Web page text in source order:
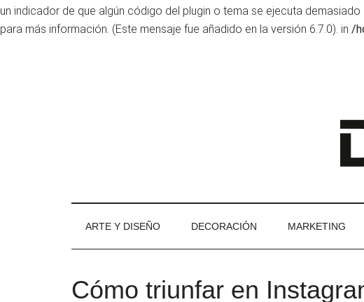
un indicador de que algún código del plugin o tema se ejecuta
para más información. (Este mensaje fue añadido en la versión 6.7.0). in /
ARTE Y DISEÑO DECORACIÓN MARKETING
Cómo triunfar en